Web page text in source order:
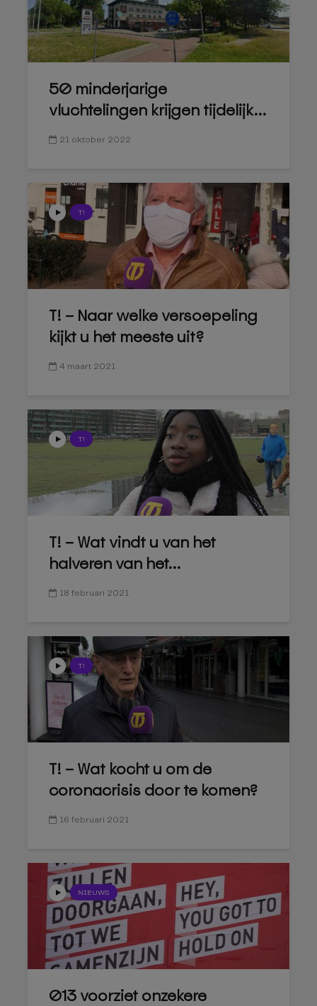
50 minderjarige
vluchtelingen krijgen tijdelijk...
21 oktober 2022
T!
T! – Naar welke versoepeling
kijkt u het meeste uit?
4 maart 2021
T!
T! – Wat vindt u van het
halveren van het...
18 februari 2021
T!
T! – Wat kocht u om de
coronacrisis door te komen?
16 februari 2021
NIEUWS
013 voorziet onzekere